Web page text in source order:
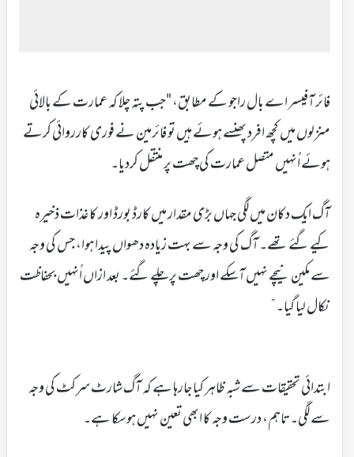
فائر آفیسر اے بال راجو کے مطابق، "جب پتہ چلا کہ عمارت کے بالائی
منزلوں میں کچھ افرد پھنسے ہوئے ہیں تو فائرمین نے فوری کارروائی کرتے
ہوئے اُنہیں متصل عمارت کی چھت پر منتقل کردیا۔
آگ ایک دکان میں لگی جہاں بڑی مقدار میں کارڈ بورڈ اور کاغذات ذخیرہ
کیے گئے تھے۔ آگ کی وجہ سے بہت زیادہ دھواں پیدا ہوا، جس کی وجہ
سے مکین نیچے نہیں آسکے اور چھت پر چلے گئے۔ بعد ازاں اُنہیں بحفاظت
نکال لیا گیا۔”
ابتدائی تحقیقات سے شبہ ظاہر کیا جارہا ہے کہ آگ شارٹ سرکٹ کی وجہ
سے لگی۔ تاہم، درست وجہ کا ابھی تعین نہیں ہوسکا ہے۔